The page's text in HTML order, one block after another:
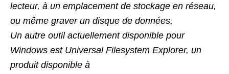
lecteur, à un emplacement de stockage en réseau,
ou même graver un disque de données.
Un autre outil actuellement disponible pour
Windows est Universal Filesystem Explorer, un
produit disponible à